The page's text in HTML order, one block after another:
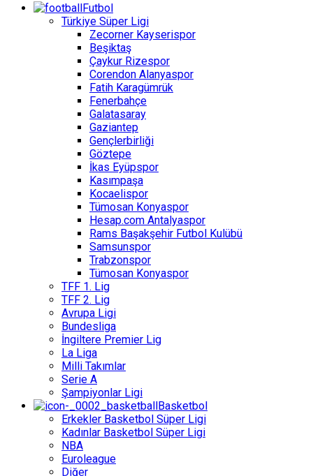
Futbol
Türkiye Süper Ligi
Zecorner Kayserispor
Beşiktaş
Çaykur Rizespor
Corendon Alanyaspor
Fatih Karagümrük
Fenerbahçe
Galatasaray
Gaziantep
Gençlerbirliği
Göztepe
İkas Eyüpspor
Kasımpaşa
Kocaelispor
Tümosan Konyaspor
Hesap.com Antalyaspor
Rams Başakşehir Futbol Kulübü
Samsunspor
Trabzonspor
Tümosan Konyaspor
TFF 1. Lig
TFF 2. Lig
Avrupa Ligi
Bundesliga
İngiltere Premier Lig
La Liga
Milli Takımlar
Serie A
Şampiyonlar Ligi
Basketbol
Erkekler Basketbol Süper Ligi
Kadınlar Basketbol Süper Ligi
NBA
Euroleague
Diğer